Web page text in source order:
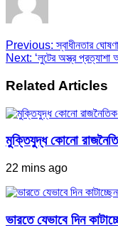
Previous: স্বাধীনতার
Next: ‘লুটের অস্ত্র প্রত্যাশা
Related Articles
মুক্তিযুদ্ধ কোনো
22 mins ago
ভারতে যেভাবে দিন